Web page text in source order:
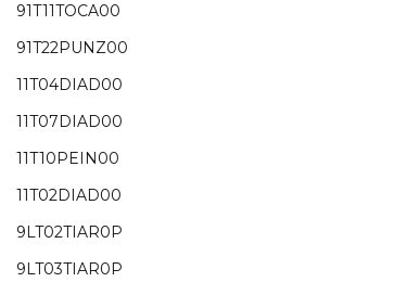
91T11TOCA00
91T22PUNZ00
11T04DIAD00
11T07DIAD00
11T10PEIN00
11T02DIAD00
9LT02TIAR0P
9LT03TIAR0P